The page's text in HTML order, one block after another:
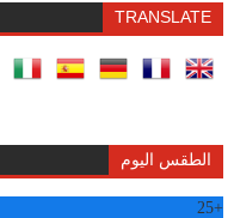
TRANSLATE
الطقس اليوم
+
25